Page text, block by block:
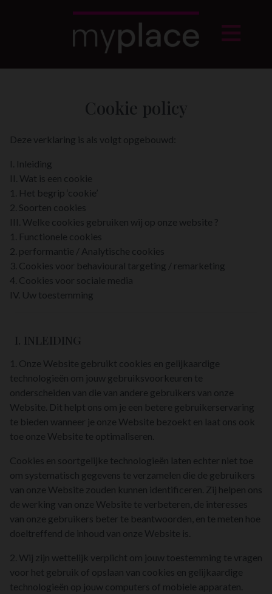
Cookie policy
Deze verklaring is als volgt opgebouwd:
I. Inleiding
II. Wat is een cookie
1. Het begrip ‘cookie’
2. Soorten cookies
III. Welke cookies gebruiken wij op onze website ?
1. Functionele cookies
2. performantie / Analytische cookies
3. Cookies voor behavioural targeting / remarketing
4. Cookies voor sociale media
IV. Uw toestemming
I. INLEIDING
1. Onze Website gebruikt cookies en gelijkaardige
technologieën om jouw gebruiksvoorkeuren te
onderscheiden van die van andere gebruikers van onze
Website. Dit helpt ons om je een betere gebruikerservaring
te bieden wanneer je onze Website bezoekt en laat ons ook
toe onze Website te optimaliseren.
Cookies en soortgelijke technologieën laten echter niet toe
om systematisch gegevens te verzamelen die de gebruikers
van onze Website zouden kunnen identificeren. Zij helpen ons
de werking van onze Website te verbeteren, de interesses
van onze gebruikers beter te beantwoorden, en te meten hoe
doeltreffend de inhoud van onze Website is.
2. Wij zijn wettelijk verplicht om jouw toestemming te vragen
voor het gebruik of opslaan van cookies en gelijkaardige
technologieën op jouw computers of mobiele apparaten.